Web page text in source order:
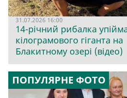
31.07.2026 16:00
14-річний рибалка
кілограмового гіганта на
Блакитному озері (відео)
ПОПУЛЯРНЕ ФОТО